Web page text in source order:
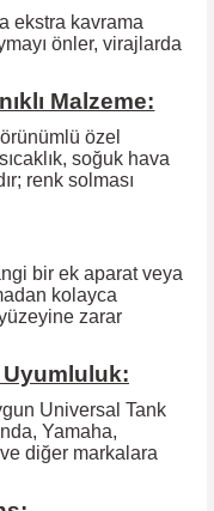
ekstra kavrama
önler, virajlarda
Malzeme:
özel
sıcaklık, soğuk hava
renk solması
bir ek aparat veya
kolayca
zarar
Universal Tank
Yamaha,
diğer markalara